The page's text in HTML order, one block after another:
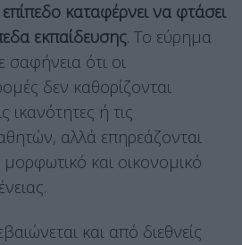
καταφέρνει να φτάσει
εκπαίδευσης. Το εύρημα
ότι οι
δεν καθορίζονται
ικανότητες ή τις
αλλά επηρεάζονται
και οικονομικό
και από διεθνείς